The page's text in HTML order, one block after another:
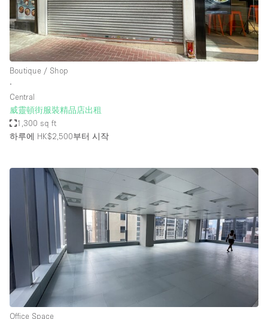
Boutique / Shop
∙
Central
威靈頓街服裝精品店出租
1,300 sq ft
하루에 HK$2,500부터 시작
Office Space